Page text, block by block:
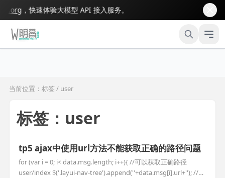
，快速体验大模型 API 接入服务。
当前位置：标签 / user
标签：user
tp5 ajax中使用url方法不能获取正确的路径问题
for (var i = 0; i< data.msg.length; i++){ //可以获取正确路径
user/index $('.layui-nav-tree').append(''+data.msg[i].url+''); //获